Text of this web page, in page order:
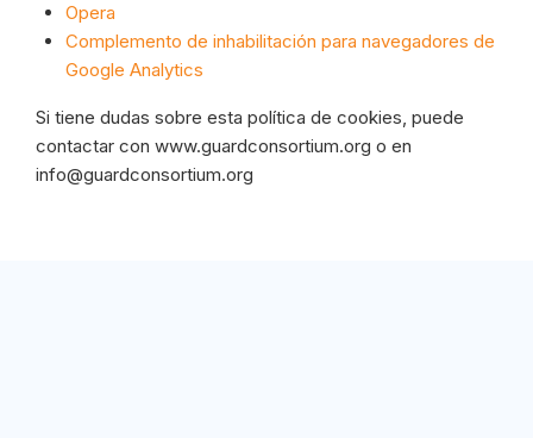
Opera
Complemento de inhabilitación para navegadores de
Google Analytics
Si tiene dudas sobre esta política de cookies, puede
contactar con www.guardconsortium.org o en
info@guardconsortium.org